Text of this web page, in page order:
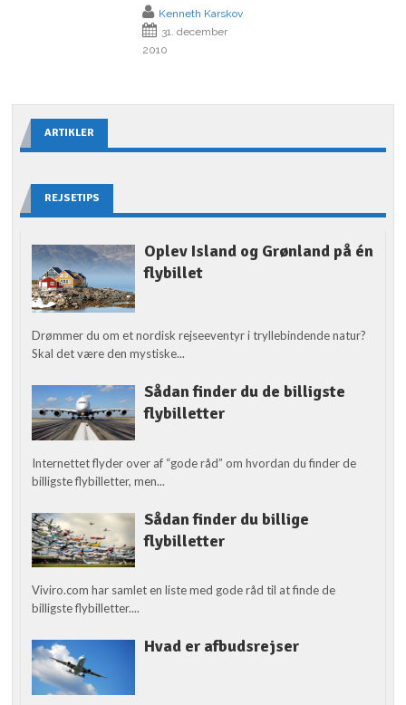
Kenneth Karskov
31. december
2010
ARTIKLER
REJSETIPS
Oplev Island og Grønland på én
flybillet
Drømmer du om et nordisk rejseeventyr i tryllebindende natur?
Skal det være den mystiske...
Sådan finder du de billigste
flybilletter
Internettet flyder over af “gode råd” om hvordan du finder de
billigste flybilletter, men...
Sådan finder du billige
flybilletter
Viviro.com har samlet en liste med gode råd til at finde de
billigste flybilletter....
Hvad er afbudsrejser